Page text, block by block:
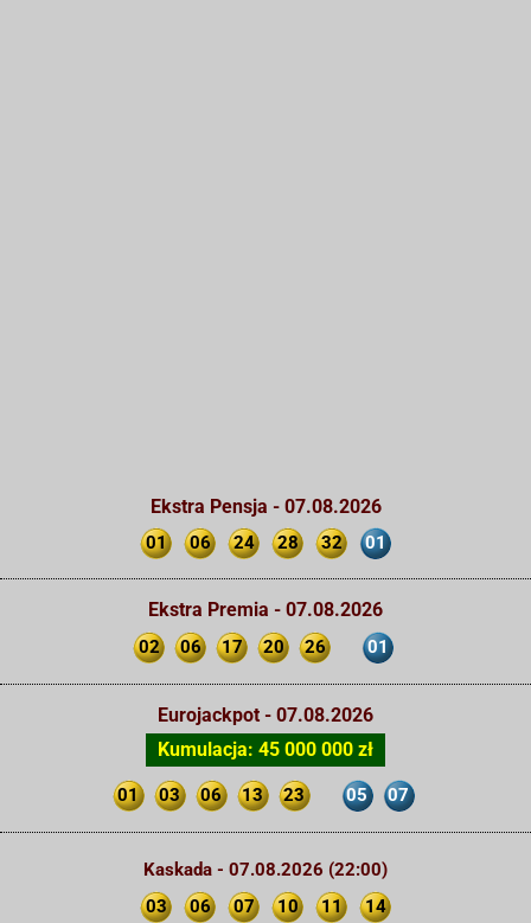
Ekstra Pensja - 07.08.2026
01 06 24 28 32 01
Ekstra Premia - 07.08.2026
02 06 17 20 26 01
Eurojackpot - 07.08.2026
Kumulacja: 45 000 000 zł
01 03 06 13 23 05 07
Kaskada - 07.08.2026 (22:00)
03
06 07 10 11
14